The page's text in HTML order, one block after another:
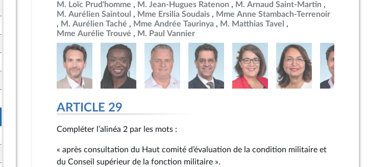
29 avril 2026
29 avril 2026
28 avril 2026
29 avril 2026
29 avril 2026
29 avril 2026
29 avril 2026
29 avril 2026
M. Loïc Prud'homme
M. Jean-Hugues Ratenon
M. Arnaud Saint-Martin
M. Aurélien Saintoul
Mme Ersilia Soudais
Mme Anne Stambach-Terrenoir
M. Aurélien Taché
Mme Andrée Taurinya
M. Matthias Tavel
Mme Aurélie Trouvé
M. Paul Vannier
ARTICLE 29
Compléter l’alinéa 2 par les mots :
« après consultation du Haut comité d’évaluation de la condition militaire et
du Conseil supérieur de la fonction militaire ».